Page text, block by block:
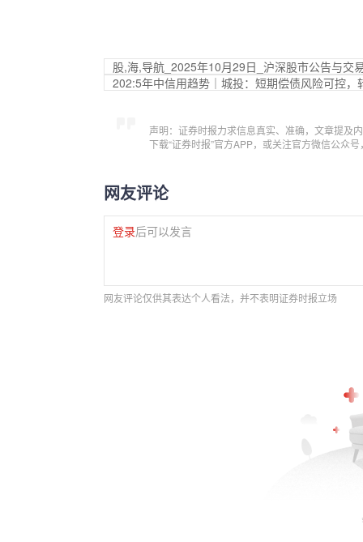
股,海,导航_2025年10月29日_沪深股市公告与交
202:5年中信用趋势｜城投：短期偿债风险可控，
声明：证券时报力求信息真实、准确，文章提及
下载“证券时报”官方APP，或关注官方微信公众
网友评论
登录后可以发言
网友评论仅供其表达个人看法，并不表明证券时报立场